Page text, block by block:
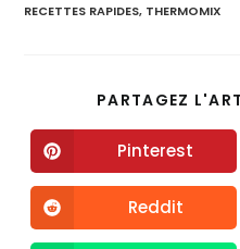
RECETTES RAPIDES, THERMOMIX
PARTAGEZ
Pinterest
Reddit